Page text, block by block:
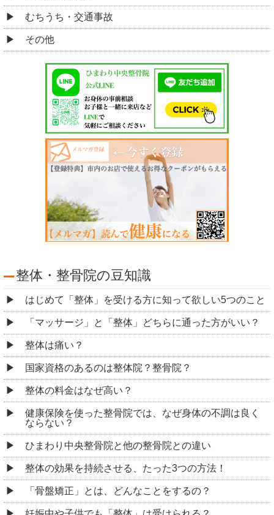
むちうち・交通事故
その他
整体・整骨院の豆知識
はじめて「整体」を受ける方に知って欲しい5つのこと
「マッサージ」と「整体」どちらに通った方がいい？
整体は痛い？
国家資格のあるのは整体院？整骨院？
整体の料金はなぜ高い？
健康保険を使った整骨院では、なぜ身体の不調は良く
ならない？
ひまわり中央整骨院と他の整骨院との違い
整体の効果を持続させる、たった3つの方法！
「骨盤矯正」とは、どんなことをするの？